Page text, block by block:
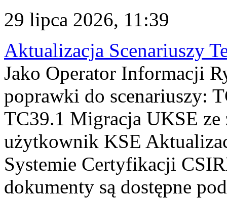
29 lipca 2026, 11:39
Aktualizacja Scenariuszy
Jako Operator Informacji
poprawki do scenariuszy:
TC39.1 Migracja UKSE
użytkownik KSE
Systemie Certyfikacji
dokumenty są dostępne